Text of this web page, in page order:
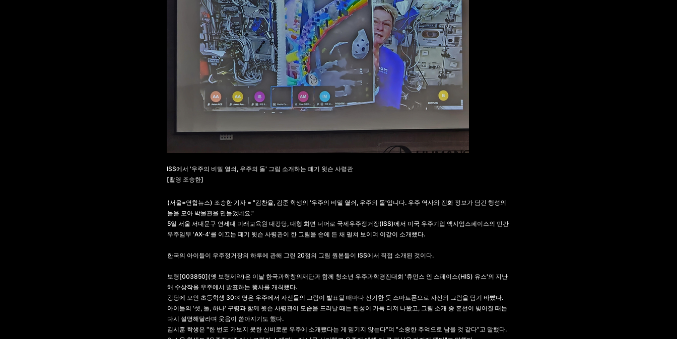
ISS에서 '우주의 비밀 열쇠, 우주의 돌' 그림 소개하는 페기 윗슨 사령관
[촬영 조승한]
(서울=연합뉴스) 조승한 기자 = "김찬율, 김준 학생의 '우주의 비밀 열쇠, 우주의 돌'입니다. 우주 역사와 진화 정보가 담긴 행성의
돌을 모아 박물관을 만들었네요."
5일 서울 서대문구 연세대 미래교육원 대강당, 대형 화면 너머로 국제우주정거장(ISS)에서 미국 우주기업 액시엄스페이스의 민간
우주임무 'AX-4'를 이끄는 페기 윗슨 사령관이 한 그림을 손에 든 채 펼쳐 보이며 이같이 소개했다.
한국의 아이들이 우주정거장의 하루에 관해 그린 20점의 그림 원본들이 ISS에서 직접 소개된 것이다.
보령[003850](옛 보령제약)은 이날 한국과학창의재단과 함께 청소년 우주과학경진대회 '휴먼스 인 스페이스(HIS) 유스'의 지난
해 수상작을 우주에서 발표하는 행사를 개최했다.
강당에 모인 초등학생 30여 명은 우주에서 자신들의 그림이 발표될 때마다 신기한 듯 스마트폰으로 자신의 그림을 담기 바빴다.
아이들의 '셋, 둘, 하나' 구령과 함께 윗슨 사령관이 모습을 드러날 때는 탄성이 가득 터져 나왔고, 그림 소개 중 혼선이 빚어질 때는
다시 설명해달라며 웃음이 쏟아지기도 했다.
김시훈 학생은 "한 번도 가보지 못한 신비로운 우주에 소개됐다는 게 믿기지 않는다"며 "소중한 추억으로 남을 것 같다"고 말했다.